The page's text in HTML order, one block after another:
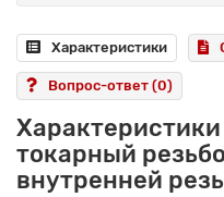
Характеристики
Вопрос-ответ (0)
токарный
внутренней